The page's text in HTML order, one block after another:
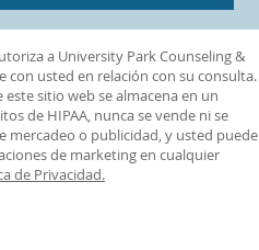
a University Park Counseling &
con usted en relación con su consulta.
sitio web se almacena en un
de HIPAA, nunca se vende ni se
mercadeo o publicidad, y usted puede
de marketing en cualquier
de Privacidad.